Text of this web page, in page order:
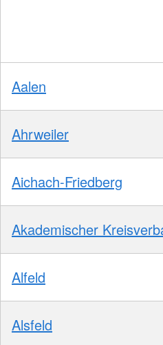
Aalen
Ahrweiler
Aichach-Friedberg
Akademischer
Alfeld
Alsfeld